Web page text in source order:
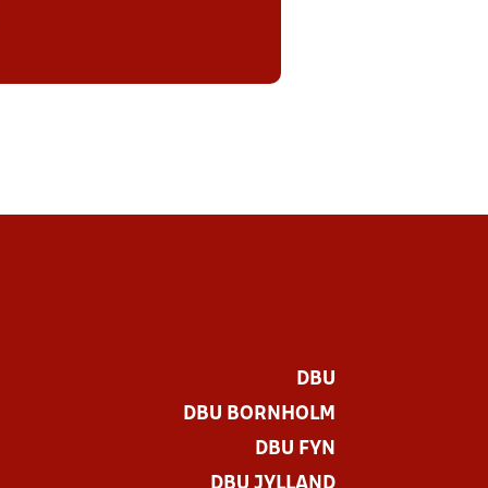
DBU
DBU BORNHOLM
DBU FYN
DBU JYLLAND